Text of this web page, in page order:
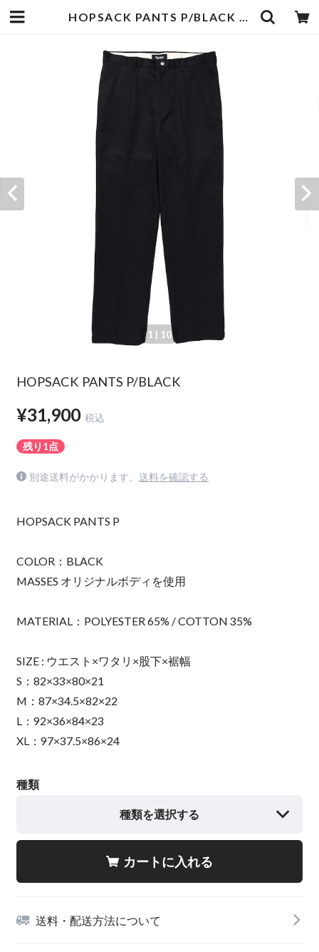
HOPSACK PANTS P/BLACK | PORKCHOP GARAGE SUPPLY
1 | 10
HOPSACK PANTS P/BLACK
¥31,900 税込
残り1点
別途送料がかかります。 送料を確認する
HOPSACK PANTS P
COLOR：BLACK
MASSES オリジナルボディを使用
MATERIAL：POLYESTER 65% / COTTON 35%
SIZE : ウエスト×ワタリ×股下×裾幅
S：82×33×80×21
M：87×34.5×82×22
L：92×36×84×23
XL：97×37.5×86×24
種類
種類を選択する
カートに入れる
送料・配送方法について